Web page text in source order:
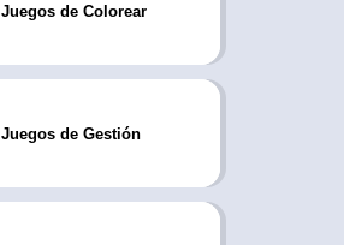
Juegos de Colorear
Juegos de Gestión